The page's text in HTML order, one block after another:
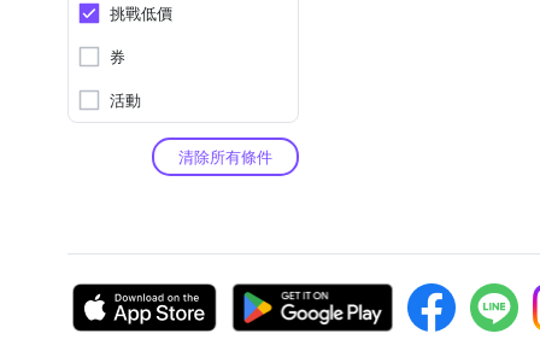
挑戰低價
券
活動
清除所有條件